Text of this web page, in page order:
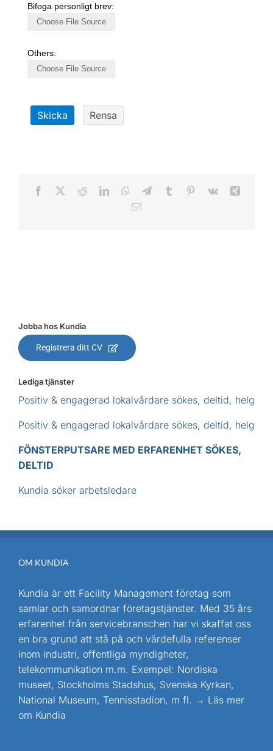
Bifoga personligt brev:
Choose File Source
Others:
Choose File Source
Facebook RedditLinkedInWhatsApp
TelegramTumblr Pinterest
Vk
E-
Jobba hos Kundia
Registrera ditt CV
Lediga tjänster
Positiv & engagerad lokalvårdare sökes, deltid, helg
Positiv & engagerad lokalvårdare sökes, deltid, helg
FÖNSTERPUTSARE MED ERFARENHET SÖKES,
DELTID
Kundia söker arbetsledare
OM KUNDIA
Kundia är ett Facility Management företag som
samlar och samordnar företagstjänster. Med 35 års
erfarenhet från servicebranschen har vi skaffat oss
en bra grund att stå på och värdefulla referenser
inom industri, offentliga myndigheter,
telekommunikation m.m. Exempel: Nordiska
museet, Stockholms Stadshus, Svenska Kyrkan,
National Museum, Tennisstadion, m fl. → Läs mer
om Kundia